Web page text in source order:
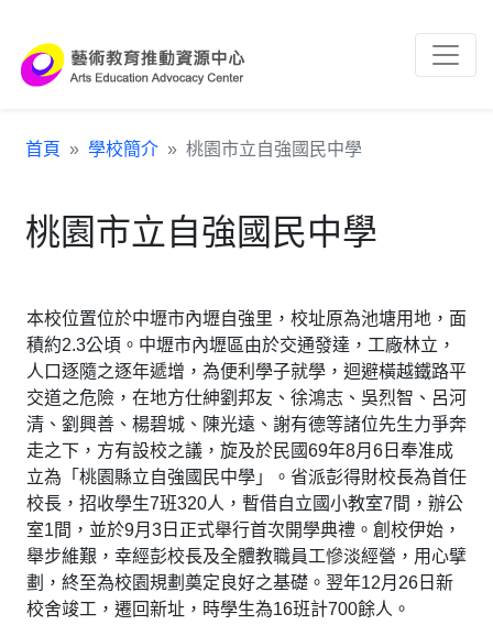
首頁 學校簡介 桃園市立自強國民中學
桃園市立自強國民中學
本校位置位於中壢市內壢自強里，校址原為池塘用地，面
積約2.3公頃。中壢市內壢區由於交通發達，工廠林立，
人口逐隨之逐年遞增，為便利學子就學，迴避橫越鐵路平
交道之危險，在地方仕紳劉邦友、徐鴻志、吳烈智、呂河
清、劉興善、楊碧城、陳光遠、謝有德等諸位先生力爭奔
走之下，方有設校之議，旋及於民國69年8月6日奉准成
立為「桃園縣立自強國民中學」。省派彭得財校長為首任
校長，招收學生7班320人，暫借自立國小教室7間，辦公
室1間，並於9月3日正式舉行首次開學典禮。創校伊始，
舉步維艱，幸經彭校長及全體教職員工慘淡經營，用心擘
劃，終至為校園規劃奠定良好之基礎。翌年12月26日新
校舍竣工，遷回新址，時學生為16班計700餘人。